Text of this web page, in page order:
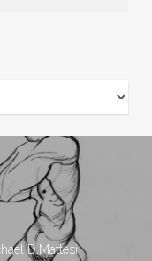
D.Mattesi